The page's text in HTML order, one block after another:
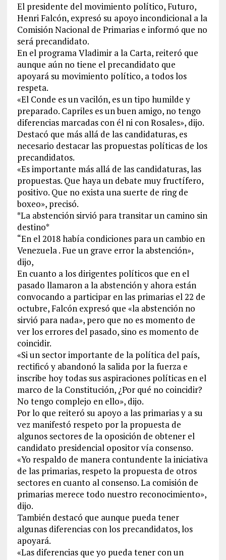
El presidente del movimiento político, Futuro,
Henri Falcón, expresó su apoyo incondicional a la
Comisión Nacional de Primarias e informó que no
será precandidato.
En el programa Vladimir a la Carta, reiteró que
aunque aún no tiene el precandidato que
apoyará su movimiento político, a todos los
respeta.
«El Conde es un vacilón, es un tipo humilde y
preparado. Capriles es un buen amigo, no tengo
diferencias marcadas con él ni con Rosales», dijo.
Destacó que más allá de las candidaturas, es
necesario destacar las propuestas políticas de los
precandidatos.
«Es importante más allá de las candidaturas, las
propuestas. Que haya un debate muy fructífero,
positivo. Que no exista una suerte de ring de
boxeo», precisó.
*La abstención sirvió para transitar un camino sin
destino*
“En el 2018 había condiciones para un cambio en
Venezuela . Fue un grave error la abstención»,
dijo,
En cuanto a los dirigentes políticos que en el
pasado llamaron a la abstención y ahora están
convocando a participar en las primarias el 22 de
octubre, Falcón expresó que «la abstención no
sirvió para nada», pero que no es momento de
ver los errores del pasado, sino es momento de
coincidir.
«Si un sector importante de la política del país,
rectificó y abandonó la salida por la fuerza e
inscribe hoy todas sus aspiraciones políticas en el
marco de la Constitución, ¿Por qué no coincidir?
No tengo complejo en ello», dijo.
Por lo que reiteró su apoyo a las primarias y a su
vez manifestó respeto por la propuesta de
algunos sectores de la oposición de obtener el
candidato presidencial opositor vía consenso.
«Yo respaldo de manera contundente la iniciativa
de las primarias, respeto la propuesta de otros
sectores en cuanto al consenso. La comisión de
primarias merece todo nuestro reconocimiento»,
dijo.
También destacó que aunque pueda tener
algunas diferencias con los precandidatos, los
apoyará.
«Las diferencias que yo pueda tener con un